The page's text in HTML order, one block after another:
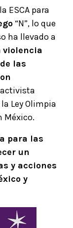
ESCA para
“N”, lo que
ha llevado a
violencia
las
Ley Olimpia
México.
para las
un
y acciones
y